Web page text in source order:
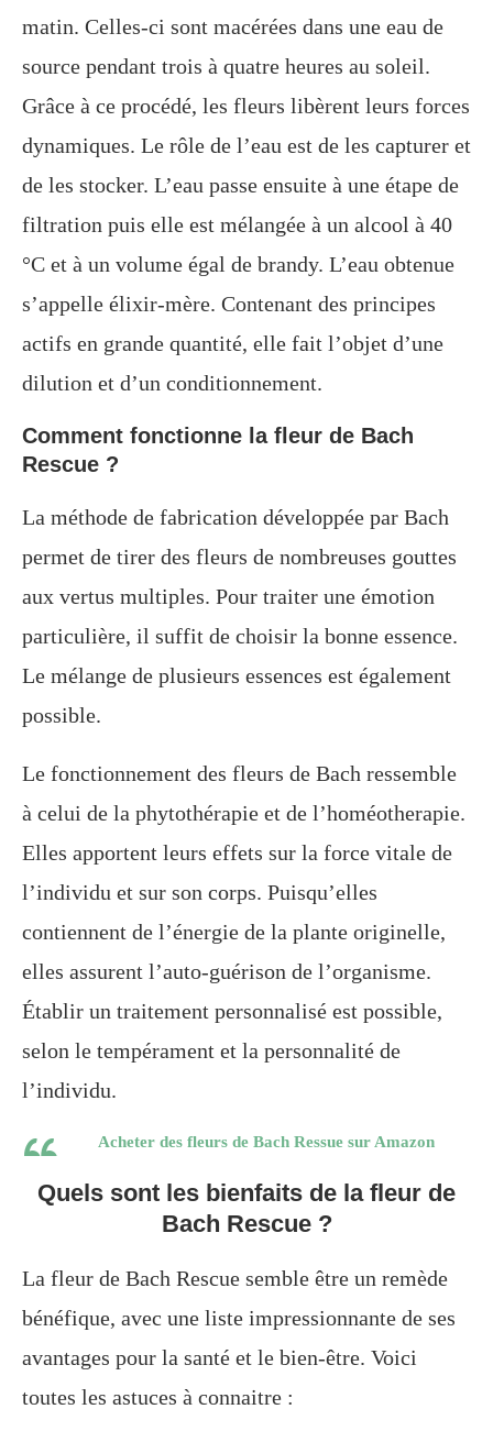
matin. Celles-ci sont macérées dans une eau de
source pendant trois à quatre heures au soleil.
Grâce à ce procédé, les fleurs libèrent leurs forces
dynamiques. Le rôle de l’eau est de les capturer et
de les stocker. L’eau passe ensuite à une étape de
filtration puis elle est mélangée à un alcool à 40
°C et à un volume égal de brandy. L’eau obtenue
s’appelle élixir-mère. Contenant des principes
actifs en grande quantité, elle fait l’objet d’une
dilution et d’un conditionnement.
Comment fonctionne la fleur de Bach
Rescue ?
La méthode de fabrication développée par Bach
permet de tirer des fleurs de nombreuses gouttes
aux vertus multiples. Pour traiter une émotion
particulière, il suffit de choisir la bonne essence.
Le mélange de plusieurs essences est également
possible.
Le fonctionnement des fleurs de Bach ressemble
à celui de la phytothérapie et de l’homéotherapie.
Elles apportent leurs effets sur la force vitale de
l’individu et sur son corps. Puisqu’elles
contiennent de l’énergie de la plante originelle,
elles assurent l’auto-guérison de l’organisme.
Établir un traitement personnalisé est possible,
selon le tempérament et la personnalité de
l’individu.
Acheter des fleurs de Bach Ressue sur Amazon
Quels sont les bienfaits de la fleur de
Bach Rescue ?
La fleur de Bach Rescue semble être un remède
bénéfique, avec une liste impressionnante de ses
avantages pour la santé et le bien-être. Voici
toutes les astuces à connaitre :